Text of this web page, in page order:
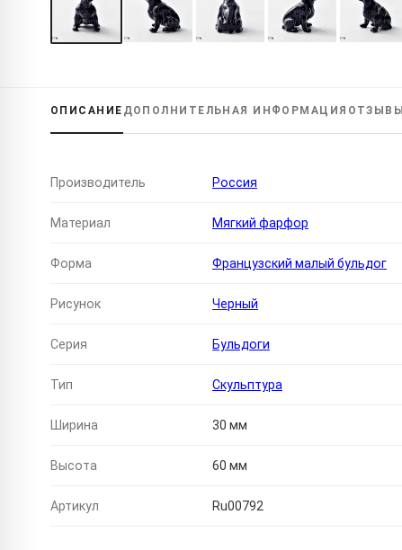
ОПИСАНИЕ ДОПОЛНИТЕЛЬНАЯ ИНФОРМАЦИЯ ОТЗЫВЫ
Производитель Россия
Материал Мягкий фарфор
Форма Французский малый бульдог
Рисунок Черный
Серия Бульдоги
Тип Скульптура
Ширина 30 мм
Высота 60 мм
Артикул Ru00792